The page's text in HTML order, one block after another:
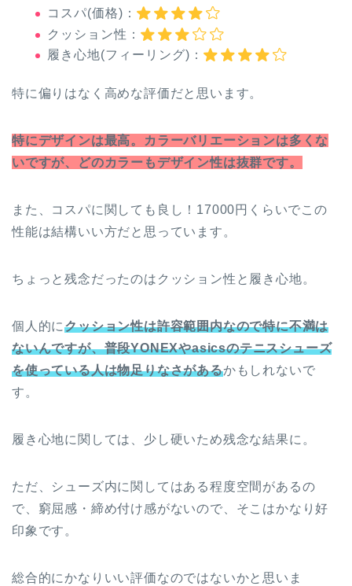
コスパ(価格)：
クッション性：
履き心地(フィーリング)：
特に偏りはなく高めな評価だと思います。
特にデザインは最高。カラーバリエーションは多くな
いですが、どのカラーもデザイン性は抜群です。
また、コスパに関しても良し！17000円くらいでこの
性能は結構いい方だと思っています。
ちょっと残念だったのはクッション性と履き心地。
個人的にクッション性は許容範囲内なので特に不満は
ないんですが、普段YONEXやasicsのテニスシューズ
を使っている人は物足りなさがあるかもしれないで
す。
履き心地に関しては、少し硬いため残念な結果に。
ただ、シューズ内に関してはある程度空間があるの
で、窮屈感・締め付け感がないので、そこはかなり好
印象です。
総合的にかなりいい評価なのではないかと思いま